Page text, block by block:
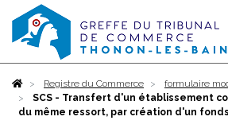
AccueilRegistre du Commerce
formulaire
SCS - Transfert d'un établissement
du même ressort, par création d'un